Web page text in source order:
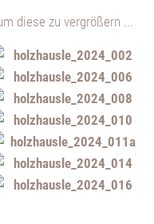
diese zu vergrößern ...